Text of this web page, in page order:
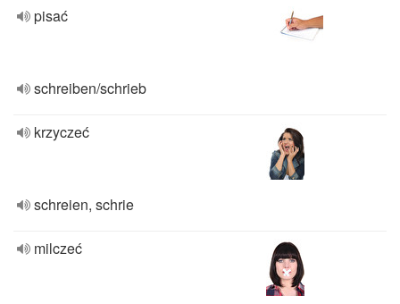
pisać
schreiben/schrieb
krzyczeć
schreien, schrie
milczeć